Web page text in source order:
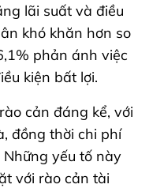
lãi suất và điều
khó khăn hơn so
phản ánh việc
kiện bất lợi.
cản đáng kể, với
đồng thời chi phí
yếu tố này
với rào cản tài